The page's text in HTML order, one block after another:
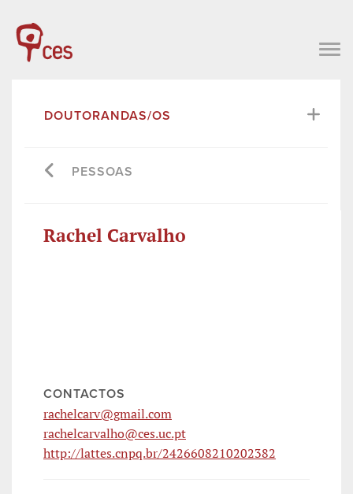
DOUTORANDAS/OS
PESSOAS
Rachel Carvalho
CONTACTOS
rachelcarv@gmail.com
rachelcarvalho@ces.uc.pt
http://lattes.cnpq.br/2426608210202382